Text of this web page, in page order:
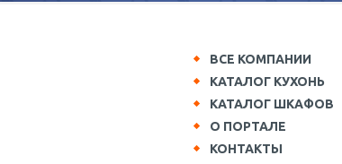
ВСЕ КОМПАНИИ
КАТАЛОГ КУХОНЬ
КАТАЛОГ ШКАФОВ
О ПОРТАЛЕ
КОНТАКТЫ